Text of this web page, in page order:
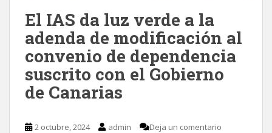
El IAS da luz verde a la
adenda de modificación al
convenio de dependencia
suscrito con el Gobierno
de Canarias
2 octubre, 2024 admin Deja un comentario